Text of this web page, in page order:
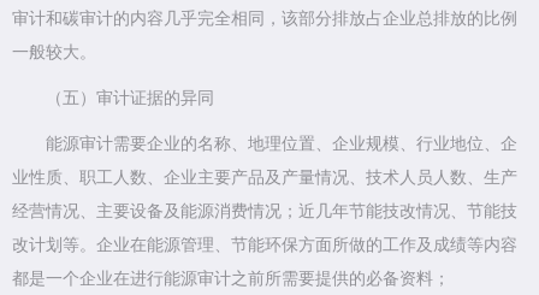
审计和碳审计的内容几乎完全相同，该部分排放占企业总排放的比例
一般较大。
（五）审计证据的异同
能源审计需要企业的名称、地理位置、企业规模、行业地位、企
业性质、职工人数、企业主要产品及产量情况、技术人员人数、生产
经营情况、主要设备及能源消费情况；近几年节能技改情况、节能技
改计划等。企业在能源管理、节能环保方面所做的工作及成绩等内容
都是一个企业在进行能源审计之前所需要提供的必备资料；